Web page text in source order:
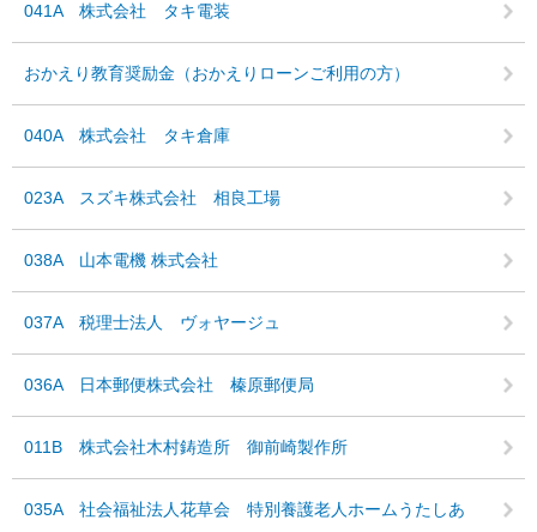
041A 株式会社 タキ電装
おかえり教育奨励金（おかえりローンご利用の方）
040A 株式会社 タキ倉庫
023A スズキ株式会社 相良工場
038A 山本電機 株式会社
037A 税理士法人 ヴォヤージュ
036A 日本郵便株式会社 榛原郵便局
011B 株式会社木村鋳造所 御前崎製作所
035A 社会福祉法人花草会 特別養護老人ホームうたしあ